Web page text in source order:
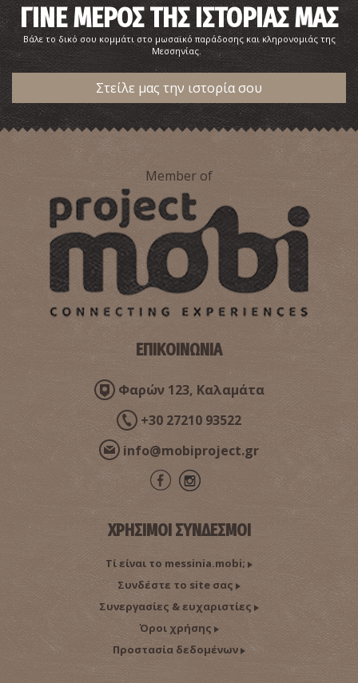
Σοφία Ι. Φίλντιση-Συγγραφέας παιδικών βιβλίων,
Ποιήτρια, Στιχουργός
Πότης Ψαλτήρας–Ποιητής
Κωνσταντίνος Δούσης–Γλύπτης
Ιωάννης Π. Ταβουλαρέας–Ερευνητής, Συγγραφέας
ΓΙΝΕ ΜΕΡΟΣ ΤΗΣ ΙΣΤΟΡΙΑΣ ΜΑΣ
Βάλε το δικό σου κομμάτι στο μωσαϊκό παράδοσης και κληρονομιάς της
Μεσσηνίας.
Στείλε μας την ιστορία σου
Member of
ΕΠΙΚΟΙΝΩΝΙΑ
Φαρών 123, Καλαμάτα
+30 27210 93522
info@mobiproject.gr
ΧΡΗΣΙΜΟΙ ΣΥΝΔΕΣΜΟΙ
Τί είναι το messinia.mobi;
Συνδέστε το site σας
Συνεργασίες & ευχαριστίες
Όροι χρήσης
Προστασία δεδομένων